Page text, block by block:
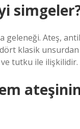
geleneği. Ateş,
klasik
tutku ile ilişkilidir.